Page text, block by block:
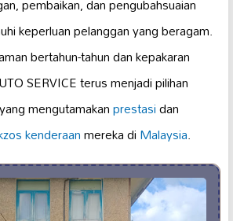
keperluan pelanggan yang beragam.
bertahun-tahun dan kepakaran
SERVICE terus menjadi pilihan
mengutamakanprestasidan
kenderaanmereka diMalaysia.